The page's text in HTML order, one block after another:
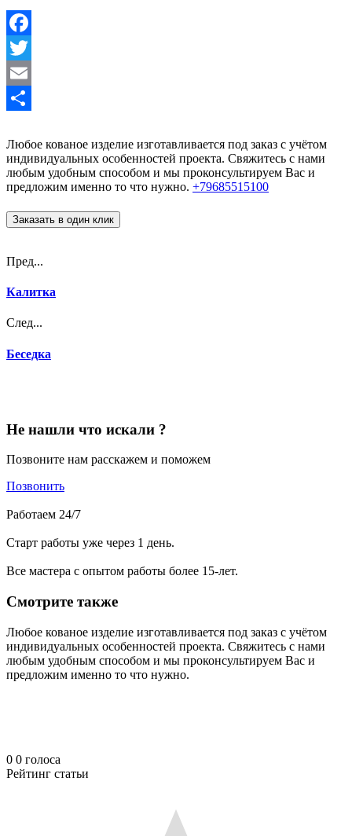
Facebook
Twitter
Email
Любое кованое изделие изготавливается под заказ с учётом
индивидуальных особенностей проекта. Свяжитесь с нами
любым удобным способом и мы проконсультируем Вас и
предложим именно то что нужно. +79685515100
Заказать в один клик
Пред...
Калитка
След...
Беседка
Не нашли что искали ?
Позвоните нам расскажем и поможем
Позвонить
Работаем 24/7
Старт работы уже через 1 день.
Все мастера с опытом работы более 15-лет.
Смотрите также
Любое кованое изделие изготавливается под заказ с учётом
индивидуальных особенностей проекта. Свяжитесь с нами
любым удобным способом и мы проконсультируем Вас и
предложим именно то что нужно.
0 0 голоса
Рейтинг статьи